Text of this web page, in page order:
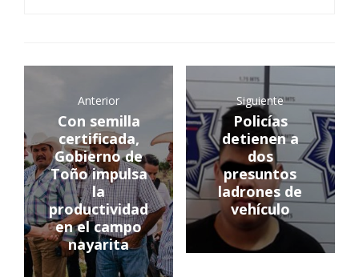
Anterior
Con semilla
certificada,
Gobierno de
Toño impulsa
la
productividad
en el campo
nayarita
Siguiente
Policías
detienen a
dos
presuntos
ladrones de
vehículo